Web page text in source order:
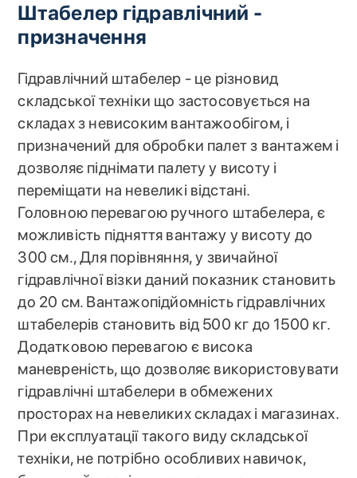
Штабелер гідравлічний -
призначення
Гідравлічний штабелер - це різновид
складської техніки що застосовується на
складах з невисоким вантажообігом, і
призначений для обробки палет з вантажем і
дозволяє піднімати палету у висоту і
переміщати на невеликі відстані.
Головною перевагою ручного штабелера, є
можливість підняття вантажу у висоту до
300 см., Для порівняння, у звичайної
гідравлічної візки даний показник становить
до 20 см. Вантажопідйомність гідравлічних
штабелерів становить від 500 кг до 1500 кг.
Додатковою перевагою є висока
маневреність, що дозволяє використовувати
гідравлічні штабелери в обмежених
просторах на невеликих складах і магазинах.
При експлуатації такого виду складської
техніки, не потрібно особливих навичок,